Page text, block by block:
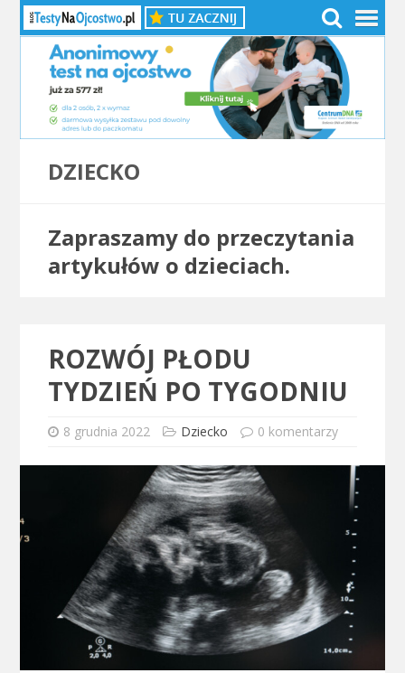
DZIECKO
Zapraszamy do przeczytania
artykułów o dzieciach.
ROZWÓJ PŁODU
TYDZIEŃ PO TYGODNIU
8 grudnia 2022 Dziecko 0 komentarzy